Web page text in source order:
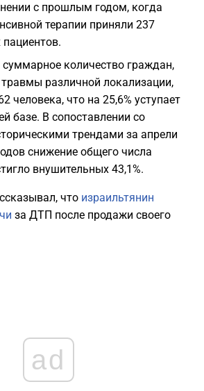
с прошлым годом, когда
терапии приняли 237
количество граждан,
различной локализации,
человека, что на 25,6% уступает
базе. В сопоставлении со
трендами за апрели
снижение общего числа
внушительных 43,1%.
что израильтянин
за ДТП после продажи своего
ad